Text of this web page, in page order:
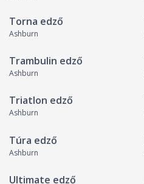
Torna edző
Ashburn
Trambulin edző
Ashburn
Triatlon edző
Ashburn
Túra edző
Ashburn
Ultimate edző